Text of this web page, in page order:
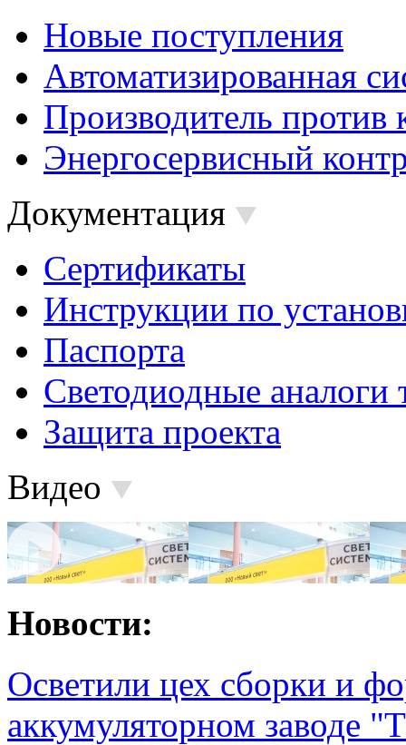
Новые поступления
Автоматизированная
Производитель против
Энергосервисный
Документация
Сертификаты
Инструкции по
Паспорта
Светодиодные аналоги
Защита проекта
Видео
Новости:
Осветили цех сборки и
аккумуляторном заводе